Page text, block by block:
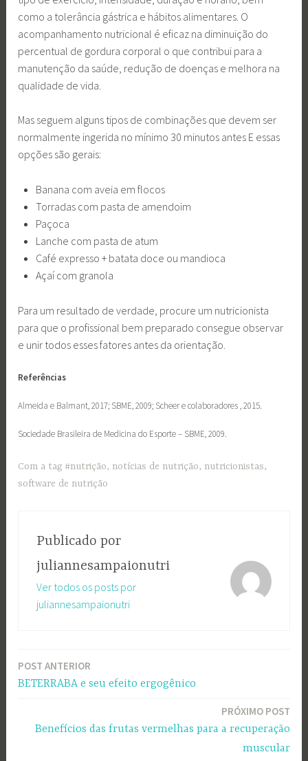
como a tolerância gástrica e hábitos alimentares. O
acompanhamento nutricional é eficaz na diminuição do
percentual de gordura corporal o que contribui para a
manutenção da saúde, redução de doenças e melhora na
qualidade de vida.
Mas seguem alguns tipos de combinações que devem ser
normalmente ingerida no mínimo 30 minutos antes E essas
opções são gerais:
Banana com aveia em flocos
Torradas com pasta de amendoim
Paçoca
Lanche com pasta de atum
Café expresso + batata doce ou mandioca
Açaí com granola
Para um resultado de verdade, procure um nutricionista
para que o profissional bem preparado consegue observar
e unir todos esses fatores antes da orientação.
Referências
Almeida e Balmant, 2017; SBME, 2009; Scheer e colaboradores , 2015.
Sociedade Brasileira de Medicina do Esporte – SBME, 2009.
Com a tag #nutrição, notícias de nutrição, nutricionistas,
software de nutrição
Publicado por
juliannesampaionutri
Ver todos os posts por
juliannesampaionutri
Navegação
POST ANTERIOR
BETERRABA e seu efeito ergogênico
PRÓXIMO POST
Benefícios das frutas vermelhas para a recuperação
muscular